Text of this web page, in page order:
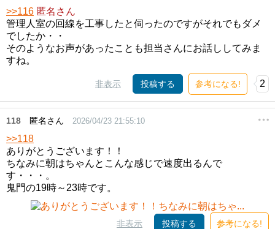
>>116 匿名さん
管理人室の回線を工事したと伺ったのですがそれでもダメ
でしたか・・
そのようなお声があったことも担当さんにお話ししてみま
すね。
非表示 投稿する 参考になる! 2
118 匿名さん 2026/04/23 21:55:10
>>118
ありがとうございます！！
ちなみに朝はちゃんとこんな感じで速度出るんで
す・・・。
鬼門の19時～23時です。
非表示 投稿する 参考になる!